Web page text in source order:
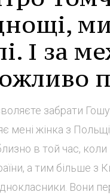
І за
забрати
мені жінка з
в той час,
а тим більше з
Вони